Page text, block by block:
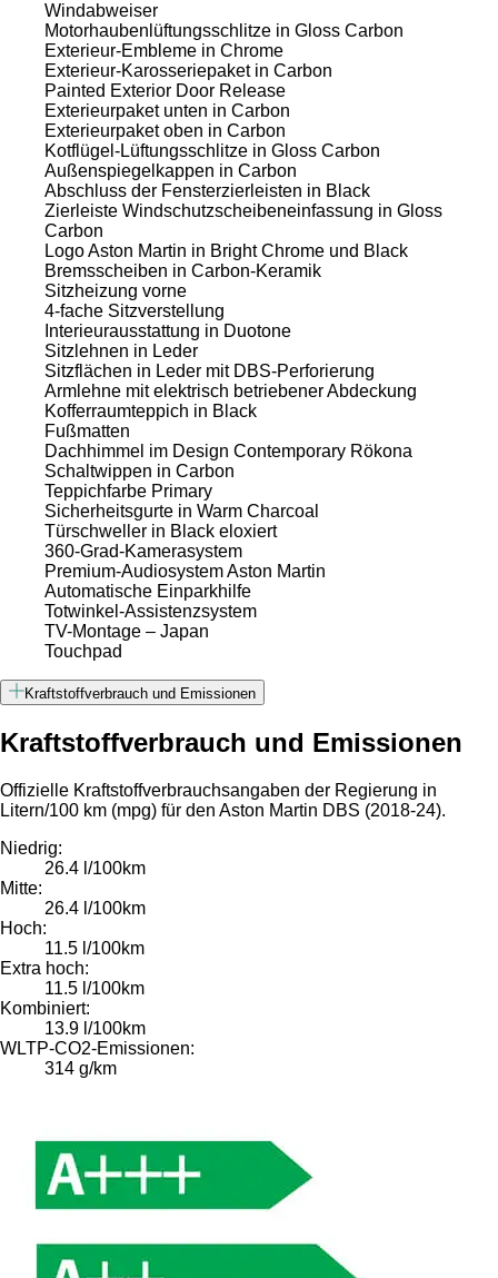
Windabweiser
Motorhaubenlüftungsschlitze in Gloss Carbon
Exterieur-Embleme in Chrome
Exterieur-Karosseriepaket in Carbon
Painted Exterior Door Release
Exterieurpaket unten in Carbon
Exterieurpaket oben in Carbon
Kotflügel-Lüftungsschlitze in Gloss Carbon
Außenspiegelkappen in Carbon
Abschluss der Fensterzierleisten in Black
Zierleiste Windschutzscheibeneinfassung in Gloss
Carbon
Logo Aston Martin in Bright Chrome und Black
Bremsscheiben in Carbon-Keramik
Sitzheizung vorne
4-fache Sitzverstellung
Interieurausstattung in Duotone
Sitzlehnen in Leder
Sitzflächen in Leder mit DBS-Perforierung
Armlehne mit elektrisch betriebener Abdeckung
Kofferraumteppich in Black
Fußmatten
Dachhimmel im Design Contemporary Rökona
Schaltwippen in Carbon
Teppichfarbe Primary
Sicherheitsgurte in Warm Charcoal
Türschweller in Black eloxiert
360-Grad-Kamerasystem
Premium-Audiosystem Aston Martin
Automatische Einparkhilfe
Totwinkel-Assistenzsystem
TV-Montage – Japan
Touchpad
Kraftstoffverbrauch und Emissionen
Kraftstoffverbrauch und Emissionen
Offizielle Kraftstoffverbrauchsangaben der Regierung in
Litern/100 km (mpg) für den Aston Martin DBS (2018-24).
Niedrig:
26.4 l/100km
Mitte:
26.4 l/100km
Hoch:
11.5 l/100km
Extra hoch:
11.5 l/100km
Kombiniert:
13.9 l/100km
WLTP-CO2-Emissionen:
314 g/km